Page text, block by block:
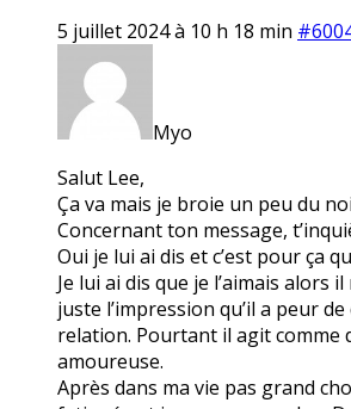
5 juillet 2024 à 10 h 18 min
Myo
Salut Lee,
Ça va mais je broie un peu du
Concernant ton message,
Oui je lui ai dis et c’est pour ça
Je lui ai dis que je l’aimais alors
juste l’impression qu’il a peur
relation. Pourtant il agit comme
amoureuse.
Après dans ma vie pas grand